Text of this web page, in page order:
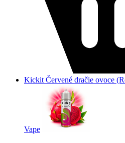
Kickit Červené dračie ovoce
Vape